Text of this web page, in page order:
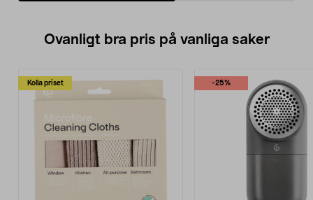
Ovanligt bra pris på vanliga saker
Kolla priset -25%